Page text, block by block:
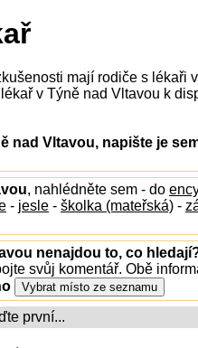
mají rodiče s lékaři
v Týně nad Vltavou k
nad Vltavou, napište je
, nahlédněte sem - do
- jesle - školka (mateřská) -
nenajdou to, co
svůj komentář. Obě
první...